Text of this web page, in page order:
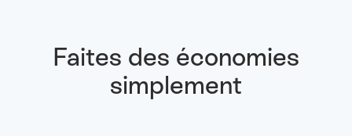
Faites des économies
simplement